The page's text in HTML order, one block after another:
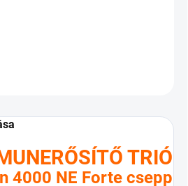
TRIÓ
4000 NE Forte csepp